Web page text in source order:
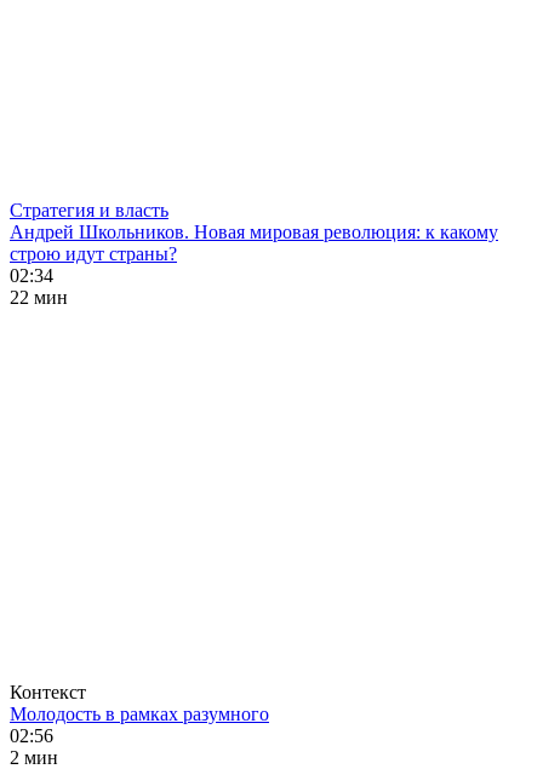
Стратегия и власть
Андрей Школьников. Новая мировая революция: к какому
строю идут страны?
02:34
22 мин
Контекст
Молодость в рамках разумного
02:56
2 мин